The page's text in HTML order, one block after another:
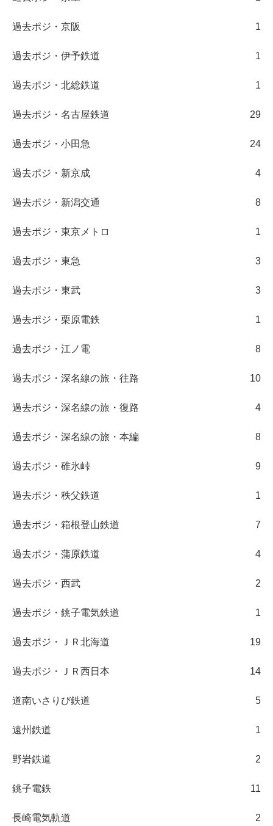
過去ポジ・京阪 1
過去ポジ・伊予鉄道 1
過去ポジ・北総鉄道 1
過去ポジ・名古屋鉄道 29
過去ポジ・小田急 24
過去ポジ・新京成 4
過去ポジ・新潟交通 8
過去ポジ・東京メトロ 1
過去ポジ・東急 3
過去ポジ・東武 3
過去ポジ・栗原電鉄 1
過去ポジ・江ノ電 8
過去ポジ・深名線の旅・往路 10
過去ポジ・深名線の旅・復路 4
過去ポジ・深名線の旅・本編 8
過去ポジ・碓氷峠 9
過去ポジ・秩父鉄道 1
過去ポジ・箱根登山鉄道 7
過去ポジ・蒲原鉄道 4
過去ポジ・西武 2
過去ポジ・銚子電気鉄道 1
過去ポジ・ＪＲ北海道 19
過去ポジ・ＪＲ西日本 14
道南いさりび鉄道 5
遠州鉄道 1
野岩鉄道 2
銚子電鉄 11
長崎電気軌道 2